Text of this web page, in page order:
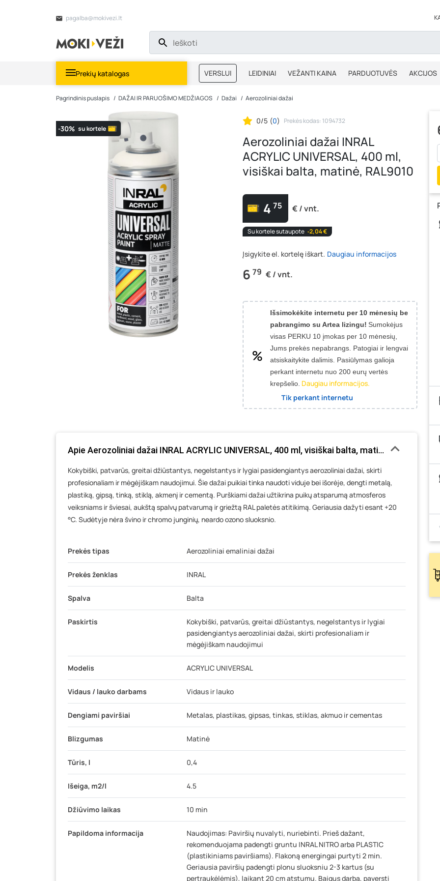
pagalba@mokivezi.lt
Prekių katalogas VERSLUI LEIDINIAI VEŽANTI KAINA PARDUOTUVĖS AKCIJOS
MOKIBLOGAS IŠPARDAVIMAS
Pagrindinis puslapis DAŽAI IR PARUOŠIMO MEDŽIAGOS Dažai Aerozoliniai dažai
-30% su kortele
0/5 (0) Prekės kodas: 1094732
Aerozoliniai dažai INRAL
ACRYLIC UNIVERSAL, 400 ml,
visiškai balta, matinė, RAL9010
4 75 € / vnt.
Su kortele sutaupote ‐2,04 €
Įsigykite el. kortelę iškart. Daugiau informacijos
6 79 € / vnt.
Išsimokėkite internetu per 10 mėnesių be
pabrangimo su Artea lizingu! Sumokėjus
visas PERKU 10 įmokas per 10 mėnesių,
Jums prekės nepabrangs. Patogiai ir lengvai
atsiskaitykite dalimis. Pasiūlymas galioja
perkant internetu nuo 200 eurų vertės
krepšelio. Daugiau informacijos.
Tik perkant internetu
Apie Aerozoliniai dažai INRAL ACRYLIC UNIVERSAL, 400 ml, visiškai balta, matinė, RAL9010
Kokybiški, patvarūs, greitai džiūstantys, negelstantys ir lygiai pasidengiantys aerozoliniai dažai, skirti
profesionaliam ir mėgėjiškam naudojimui. Šie dažai puikiai tinka naudoti viduje bei išorėje, dengti metalą,
plastiką, gipsą, tinką, stiklą, akmenį ir cementą. Purškiami dažai užtikrina puikų atsparumą atmosferos
veiksniams ir šviesai, aukštą spalvų patvarumą ir griežtą RAL paletės atitikimą. Geriausia dažyti esant +20
°C. Sudėtyje nėra švino ir chromo junginių, neardo ozono sluoksnio.
Prekės tipas Aerozoliniai emaliniai dažai
Prekės ženklas INRAL
Spalva Balta
Paskirtis
Kokybiški, patvarūs, greitai džiūstantys, negelstantys ir lygiai
pasidengiantys aerozoliniai dažai, skirti profesionaliam ir
mėgėjiškam naudojimui
Modelis ACRYLIC UNIVERSAL
Vidaus / lauko darbams Vidaus ir lauko
Dengiami paviršiai Metalas, plastikas, gipsas, tinkas, stiklas, akmuo ir cementas
Blizgumas Matinė
Tūris, l 0,4
Išeiga, m2/l 4.5
Džiūvimo laikas 10 min
Papildoma informacija
Naudojimas: Paviršių nuvalyti, nuriebinti. Prieš dažant,
rekomenduojama padengti gruntu INRAL NITRO arba PLASTIC
(plastikiniams paviršiams). Flakoną energingai purtyti 2 min.
Geriausia paviršių padengti plonu sluoksniu 2-3 kartus (su
pertraukėlėmis), laikant 20 cm atstumu. Baigus darbą, paversti